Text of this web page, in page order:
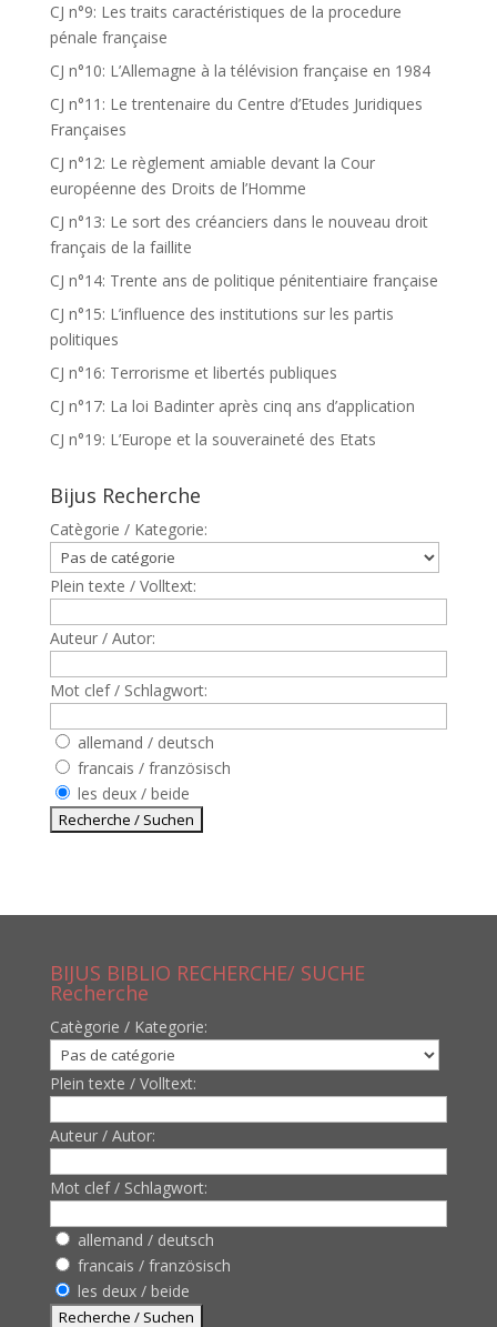
CJ n°9: Les traits caractéristiques de la procedure
pénale française
CJ n°10: L’Allemagne à la télévision française en 1984
CJ n°11: Le trentenaire du Centre d’Etudes Juridiques
Françaises
CJ n°12: Le règlement amiable devant la Cour
européenne des Droits de l’Homme
CJ n°13: Le sort des créanciers dans le nouveau droit
français de la faillite
CJ n°14: Trente ans de politique pénitentiaire française
CJ n°15: L’influence des institutions sur les partis
politiques
CJ n°16: Terrorisme et libertés publiques
CJ n°17: La loi Badinter après cinq ans d’application
CJ n°19: L’Europe et la souveraineté des Etats
Bijus Recherche
Catègorie / Kategorie:
Plein texte / Volltext:
Auteur / Autor:
Mot clef / Schlagwort:
allemand / deutsch
francais / französisch
les deux / beide
BIJUS BIBLIO RECHERCHE/ SUCHE
Recherche
Catègorie / Kategorie:
Plein texte / Volltext:
Auteur / Autor:
Mot clef / Schlagwort:
allemand / deutsch
francais / französisch
les deux / beide